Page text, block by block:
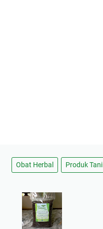
Obat Herbal Produk Tani